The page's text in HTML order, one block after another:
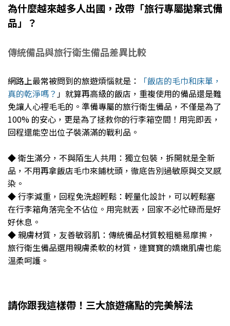
為什麼越來越多人出國，改帶「旅行專屬拋棄式備
品」？
傳統備品與旅行衛生備品差異比較
網路上最常被問到的旅遊煩惱就是：
「飯店的毛巾和床單，
真的乾淨嗎？」就算再高級的飯店，重複使用的備品還是難
免讓人心裡毛毛的。準備專屬的旅行衛生備品，不僅是為了
100% 的安心，更是為了拯救你的行李箱空間！用完即丟，
回程還能空出位子裝滿滿的戰利品。
◆ 衛生滿分，不與陌生人共用：獨立包裝，拆開就是全新
品，不用再拿飯店毛巾來鋪枕頭，徹底告別過敏原與交叉感
染。
◆ 行李減重，回程免洗超輕鬆：輕量化設計，可以輕鬆塞
在行李箱角落完全不佔位。用完就丟，回家不必忙碌而是好
好休息。
◆ 親膚材質，友善敏弱肌：傳統備品材質較粗糙易摩擦，
旅行衛生備品選用親膚柔軟的材質，連寶寶的嬌嫩肌膚也能
溫柔呵護。
請你跟我這樣帶！三大旅遊痛點的完美解法